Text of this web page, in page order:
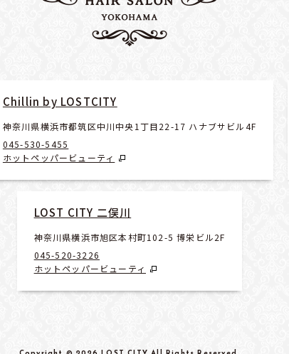
Chillin by LOSTCITY
神奈川県横浜市都筑区中川中央1丁目22-17 ハナブサビル4F
045-530-5455
ホットペッパービューティ
LOST CITY 二俣川
神奈川県横浜市旭区本村町102-5 博栄ビル2F
045-520-3226
ホットペッパービューティ